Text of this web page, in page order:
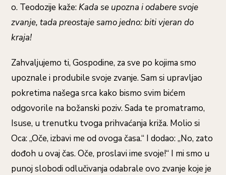
o. Teodozije kaže:Kada se upozna i odabere svoje
zvanje, tada preostaje samo jedno: biti vjeran do
kraja!
Zahvaljujemo ti, Gospodine, za sve po kojima smo
upoznale i produbile svoje zvanje. Sam si upravljao
pokretima našega srca kako bismo svim bićem
odgovorile na božanski poziv. Sada te promatramo,
Isuse, u trenutku tvoga prihvaćanja križa. Molio si
Oca: „Oče, izbavi me od ovoga časa.“ I dodao: „No, zato
dođoh u ovaj čas. Oče, proslavi ime svoje!“ I mi smo u
punoj slobodi odlučivanja odabrale ovo zvanje koje je